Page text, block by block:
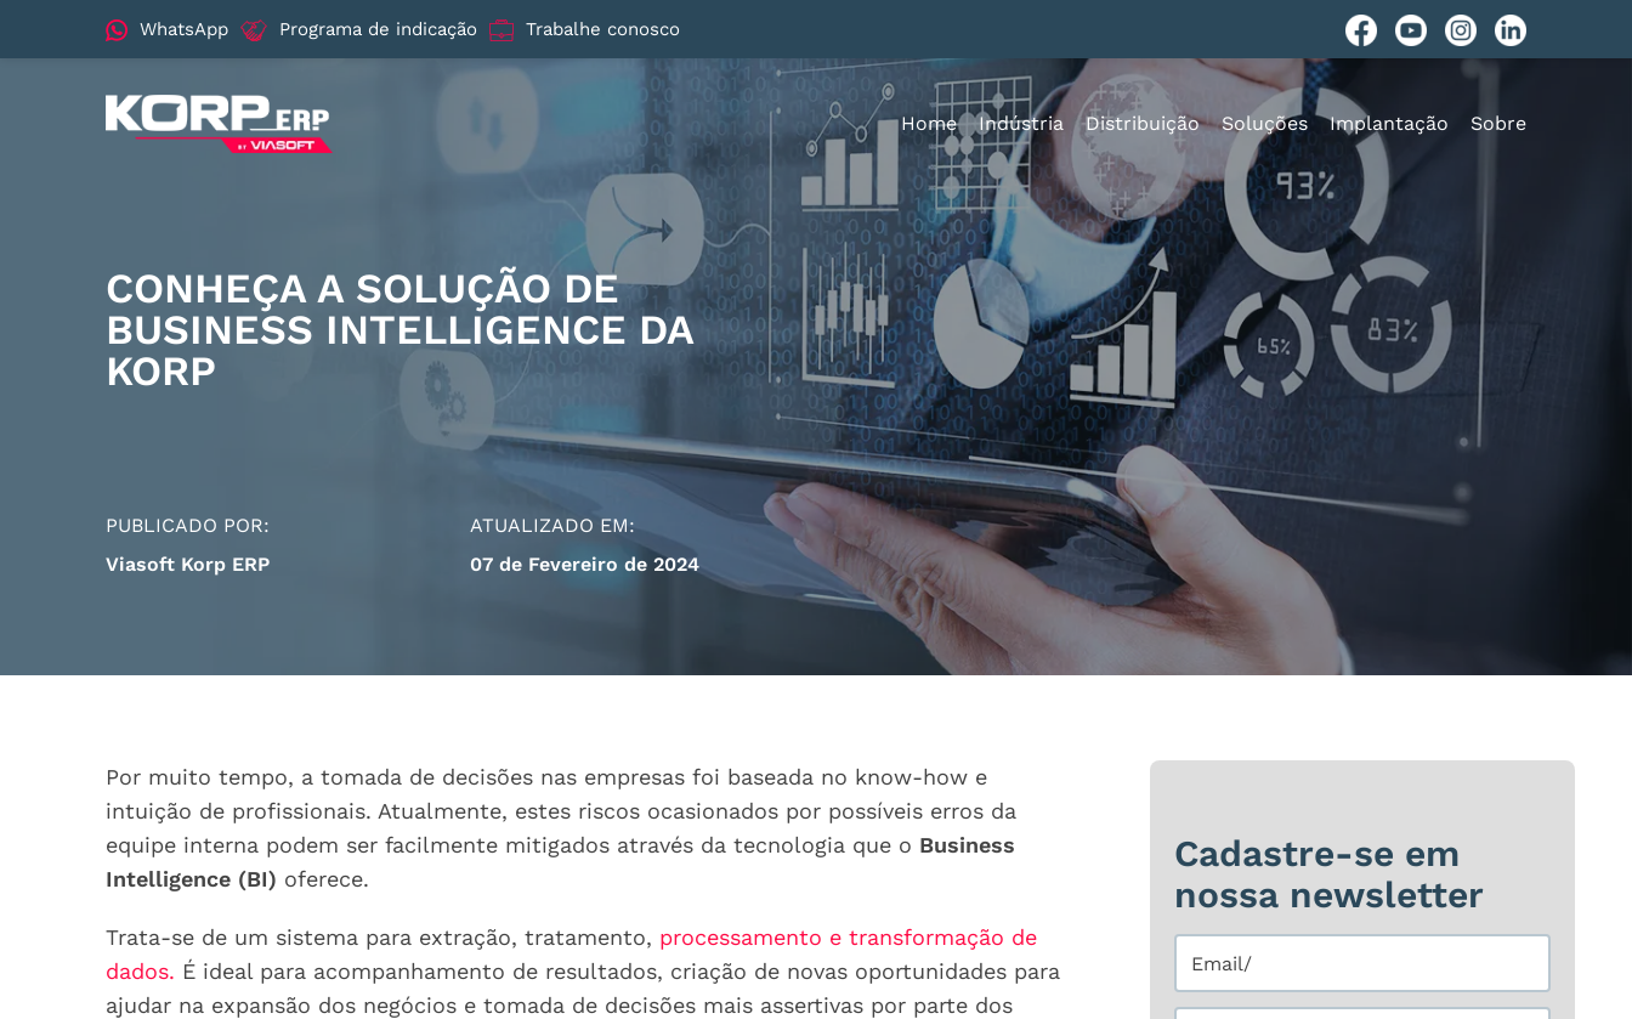
WhatsApp Programa de indicação Trabalhe conosco
Home Indústria Distribuição Soluções Implantação Sobre
CONHEÇA A SOLUÇÃO DE
BUSINESS INTELLIGENCE DA
KORP
PUBLICADO POR:
Viasoft Korp ERP
ATUALIZADO EM:
07 de Fevereiro de 2024
Por muito tempo, a tomada de decisões nas empresas foi baseada no know-how e
intuição de profissionais. Atualmente, estes riscos ocasionados por possíveis erros da
equipe interna podem ser facilmente mitigados através da tecnologia que o Business
Intelligence (BI) oferece.
Trata-se de um sistema para extração, tratamento, processamento e transformação de
dados. É ideal para acompanhamento de resultados, criação de novas oportunidades para
ajudar na expansão dos negócios e tomada de decisões mais assertivas por parte dos
Cadastre-se em
nossa newsletter